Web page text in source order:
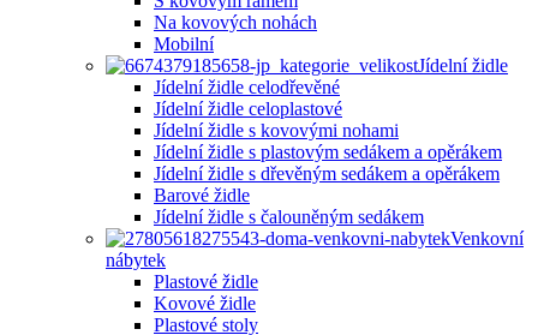
Na kovových nohách
Mobilní
Jídelní židle
Jídelní židle celodřevěné
Jídelní židle celoplastové
Jídelní židle s kovovými nohami
Jídelní židle s plastovým sedákem a opěrákem
Jídelní židle s dřevěným sedákem a opěrákem
Barové židle
Jídelní židle s čalouněným sedákem
Venkovní
nábytek
Plastové židle
Kovové židle
Plastové stoly